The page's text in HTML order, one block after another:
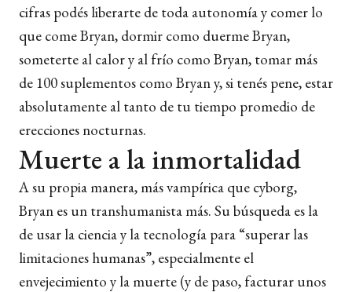
cifras podés liberarte de toda autonomía y comer lo
que come Bryan, dormir como duerme Bryan,
someterte al calor y al frío como Bryan, tomar más
de 100 suplementos como Bryan y, si tenés pene, estar
absolutamente al tanto de tu tiempo promedio de
erecciones nocturnas.
Muerte a la inmortalidad
A su propia manera, más vampírica que cyborg,
Bryan es un transhumanista más. Su búsqueda es la
de usar la ciencia y la tecnología para “superar las
limitaciones humanas”, especialmente el
envejecimiento y la muerte (y de paso, facturar unos